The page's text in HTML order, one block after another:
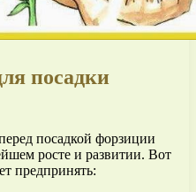
посадки
посадкой форзиции
росте и развитии. Вот
предпринять: